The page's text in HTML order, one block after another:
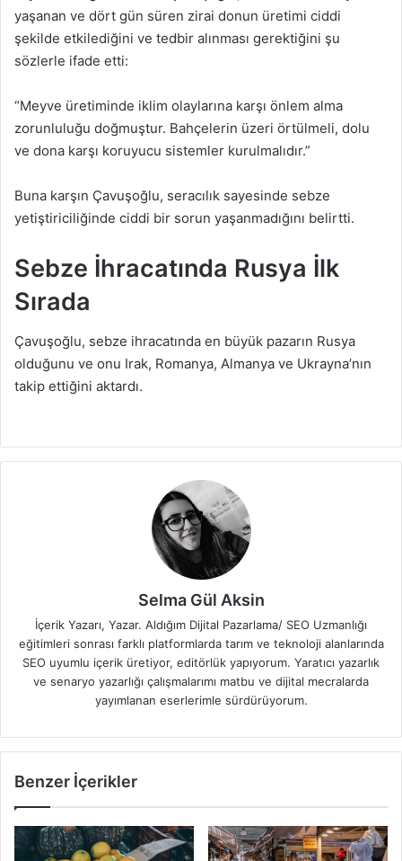
yaşanan ve dört gün süren zirai donun üretimi ciddi
şekilde etkilediğini ve tedbir alınması gerektiğini şu
sözlerle ifade etti:
“Meyve üretiminde iklim olaylarına karşı önlem alma
zorunluluğu doğmuştur. Bahçelerin üzeri örtülmeli, dolu
ve dona karşı koruyucu sistemler kurulmalıdır.”
Buna karşın Çavuşoğlu, seracılık sayesinde sebze
yetiştiriciliğinde ciddi bir sorun yaşanmadığını belirtti.
Sebze İhracatında Rusya İlk
Sırada
Çavuşoğlu, sebze ihracatında en büyük pazarın Rusya
olduğunu ve onu Irak, Romanya, Almanya ve Ukrayna’nın
takip ettiğini aktardı.
Selma Gül Aksin
İçerik Yazarı, Yazar. Aldığım Dijital Pazarlama/ SEO Uzmanlığı
eğitimleri sonrası farklı platformlarda tarım ve teknoloji alanlarında
SEO uyumlu içerik üretiyor, editörlük yapıyorum. Yaratıcı yazarlık
ve senaryo yazarlığı çalışmalarımı matbu ve dijital mecralarda
yayımlanan eserlerimle sürdürüyorum.
Benzer İçerikler